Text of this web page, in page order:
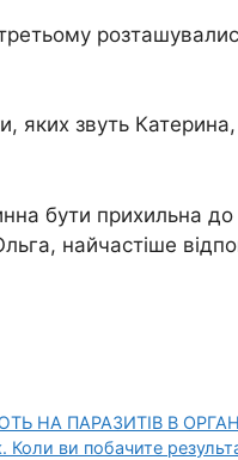
яких звуть
бути прихильна
найчастіше
НА ПAPAЗИТІВ В
ви побачите